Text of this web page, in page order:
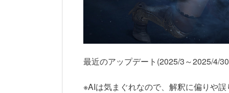
最近のアップデート(2025/3～2025/4/
※AIは気まぐれなので、解釈に偏りや誤